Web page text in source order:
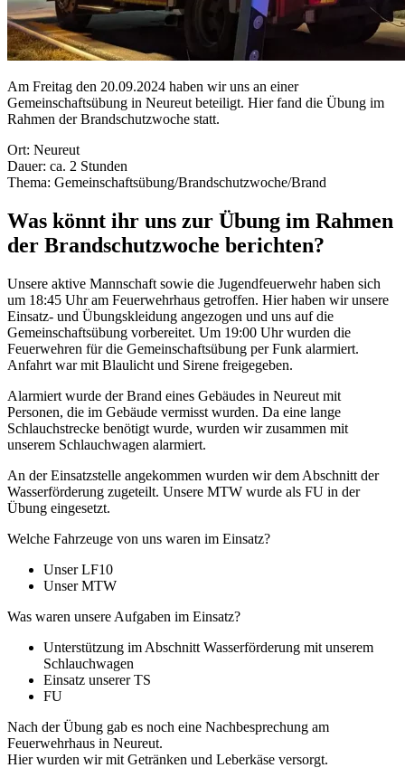
Am Freitag den 20.09.2024 haben wir uns an einer
Gemeinschaftsübung in Neureut beteiligt. Hier fand die Übung im
Rahmen der Brandschutzwoche statt.
Ort: Neureut
Dauer: ca. 2 Stunden
Thema: Gemeinschaftsübung/Brandschutzwoche/Brand
Was könnt ihr uns zur Übung im Rahmen
der Brandschutzwoche berichten?
Unsere aktive Mannschaft sowie die Jugendfeuerwehr haben sich
um 18:45 Uhr am Feuerwehrhaus getroffen. Hier haben wir unsere
Einsatz- und Übungskleidung angezogen und uns auf die
Gemeinschaftsübung vorbereitet. Um 19:00 Uhr wurden die
Feuerwehren für die Gemeinschaftsübung per Funk alarmiert.
Anfahrt war mit Blaulicht und Sirene freigegeben.
Alarmiert wurde der Brand eines Gebäudes in Neureut mit
Personen, die im Gebäude vermisst wurden. Da eine lange
Schlauchstrecke benötigt wurde, wurden wir zusammen mit
unserem Schlauchwagen alarmiert.
An der Einsatzstelle angekommen wurden wir dem Abschnitt der
Wasserförderung zugeteilt. Unsere MTW wurde als FU in der
Übung eingesetzt.
Welche Fahrzeuge von uns waren im Einsatz?
Unser LF10
Unser MTW
Was waren unsere Aufgaben im Einsatz?
Unterstützung im Abschnitt Wasserförderung mit unserem
Schlauchwagen
Einsatz unserer TS
FU
Nach der Übung gab es noch eine Nachbesprechung am
Feuerwehrhaus in Neureut.
Hier wurden wir mit Getränken und Leberkäse versorgt.